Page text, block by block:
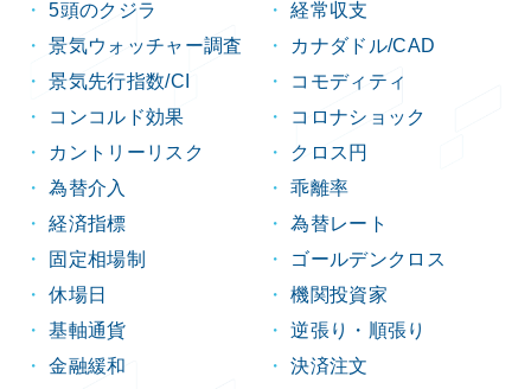
5頭のクジラ
経常収支
景気ウォッチャー調査
カナダドル/CAD
景気先行指数/CI
コモディティ
コンコルド効果
コロナショック
カントリーリスク
クロス円
為替介入
乖離率
経済指標
為替レート
固定相場制
ゴールデンクロス
休場日
機関投資家
基軸通貨
逆張り・順張り
金融緩和
決済注文